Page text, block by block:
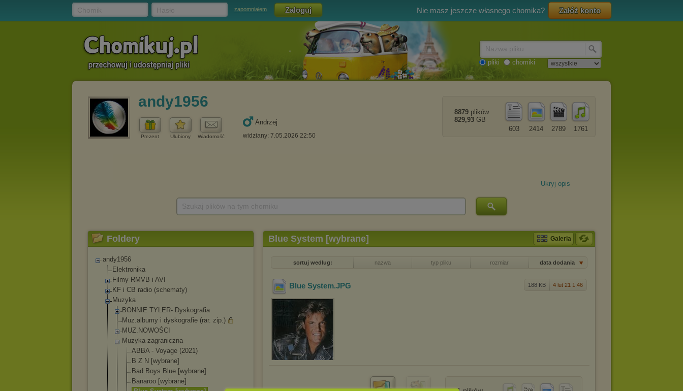
zapomniałem Nie masz jeszcze własnego chomika? Załóż konto
pliki chomiki
andy1956
Prezent Ulubiony Wiadomość
Andrzej
widziany: 7.05.2026 22:50
1761
2789
2414
603
8879 plików
829,93 GB
Ukryj opis
Foldery
andy1956
Elektronika
Filmy RMVB i AVI
KF i CB radio (schematy)
Muzyka
BONNIE TYLER- Dyskografia
Muz.albumy i dyskografie (rar. zip.)
MUZ.NOWOŚCI
Muzyka zagraniczna
ABBA - Voyage (2021)
B Z N [wybrane]
Bad Boys Blue [wybrane]
Banaroo [wybrane]
Blue System [wybrane] Galeria
sortuj według: nazwa typ pliku rozmiar data dodania
188 KB 4 lut 21 1:46
Blue System.JPG